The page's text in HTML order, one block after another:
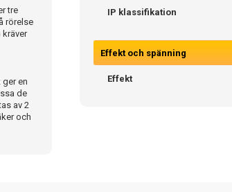
tre
rörelse
kräver
en
de
av 2
och
IP klassifikation
Effekt och spänning
Effekt